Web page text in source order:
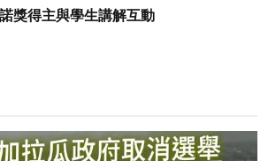
獎得主與學生講解互動